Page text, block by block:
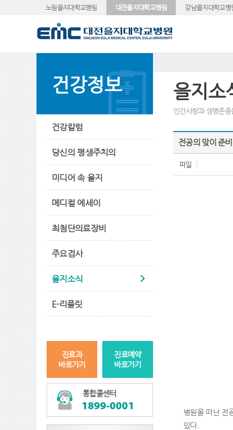
노원을지대학교병원 대전을지대학교병원 강남을지대학교병
건강정보
건강칼럼
당신의 평생주치의
미디어 속 을지
메디컬 에세이
최첨단의료장비
주요검사
을지소식
E-리플릿
진료과
바로가기
진료예약
바로가기
통합콜센터
을지소
인간사랑과 생명존중
전공의 맞이 준비
파일
병원을 떠난 전
있다.